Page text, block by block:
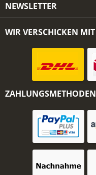
NEWSLETTER
WIR VERSCHICKEN MIT
ZAHLUNGSMETHODEN